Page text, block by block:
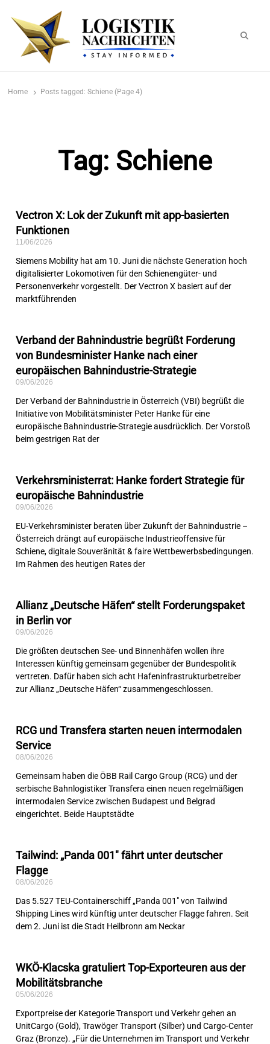
Home Posts tagged:Schiene (Page 4)
Tag: Schiene
Vectron X: Lok der Zukunft mit app-basierten
Funktionen
11/06/2026
Siemens Mobility hat am 10. Juni die nächste Generation hoch
digitalisierter Lokomotiven für den Schienengüter- und
Personenverkehr vorgestellt. Der Vectron X basiert auf der
marktführenden
Verband der Bahnindustrie begrüßt Forderung
von Bundesminister Hanke nach einer
europäischen Bahnindustrie-Strategie
09/06/2026
Der Verband der Bahnindustrie in Österreich (VBI) begrüßt die
Initiative von Mobilitätsminister Peter Hanke für eine
europäische Bahnindustrie-Strategie ausdrücklich. Der Vorstoß
beim gestrigen Rat der
Verkehrsministerrat: Hanke fordert Strategie für
europäische Bahnindustrie
09/06/2026
EU-Verkehrsminister beraten über Zukunft der Bahnindustrie –
Österreich drängt auf europäische Industrieoffensive für
Schiene, digitale Souveränität & faire Wettbewerbsbedingungen.
Im Rahmen des heutigen Rates der
Allianz „Deutsche Häfen“ stellt Forderungspaket
in Berlin vor
09/06/2026
Die größten deutschen See- und Binnenhäfen wollen ihre
Interessen künftig gemeinsam gegenüber der Bundespolitik
vertreten. Dafür haben sich acht Hafeninfrastrukturbetreiber
zur Allianz „Deutsche Häfen“ zusammengeschlossen.
RCG und Transfera starten neuen intermodalen
Service
08/06/2026
Gemeinsam haben die ÖBB Rail Cargo Group (RCG) und der
serbische Bahnlogistiker Transfera einen neuen regelmäßigen
intermodalen Service zwischen Budapest und Belgrad
eingerichtet. Beide Hauptstädte
Tailwind: „Panda 001″ fährt unter deutscher
Flagge
08/06/2026
Das 5.527 TEU-Containerschiff „Panda 001″ von Tailwind
Shipping Lines wird künftig unter deutscher Flagge fahren. Seit
dem 2. Juni ist die Stadt Heilbronn am Neckar
WKÖ-Klacska gratuliert Top-Exporteuren aus der
Mobilitätsbranche
05/06/2026
Exportpreise der Kategorie Transport und Verkehr gehen an
UnitCargo (Gold), Trawöger Transport (Silber) und Cargo-Center
Graz (Bronze). „Für die Unternehmen im Transport und Verkehr